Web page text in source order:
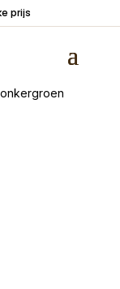
prijs